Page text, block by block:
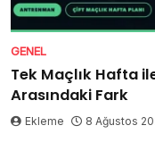
GENEL
Tek Maçlık Hafta
Arasındaki Fark
Ekleme 8 Ağustos